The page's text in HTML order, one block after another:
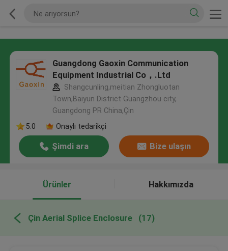
Guangdong Gaoxin Communication
Equipment Industrial Co，.Ltd
Shangcunling,meitian Zhongluotan
Town,Baiyun District Guangzhou city,
Guangdong PR China,Çin
5.0
Onaylı tedarikçi
Şimdi ara Bize ulaşın
Ürünler Hakkımızda
Çin Aerial Splice Enclosure (17)